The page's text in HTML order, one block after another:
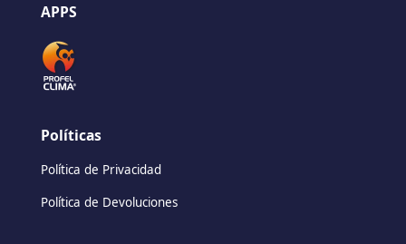
APPS
Políticas
Política de Privacidad
Política de Devoluciones